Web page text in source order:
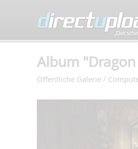
„Der
Album
Öffentliche Galerie /